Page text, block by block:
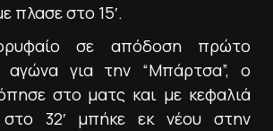
πλασε στο 15′.
σε απόδοση πρώτο
αγώνα για την “Μπάρτσα”, ο
στο ματς και με κεφαλιά
32′ μπήκε εκ νέου στην